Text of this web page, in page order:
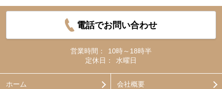
電話でお問い合わせ
営業時間：
10時～18時半
定休日：
水曜日
ホーム 会社概要